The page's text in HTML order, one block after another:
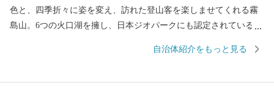
色と、四季折々に姿を変え、訪れた登山客を楽しませてくれる霧
島山。6つの火口湖を擁し、日本ジオパークにも認定されている大
の豊かな自然が広がり、その中で育つ黒豚・黒牛・黒さつま鶏・
自治体紹介をもっと見る